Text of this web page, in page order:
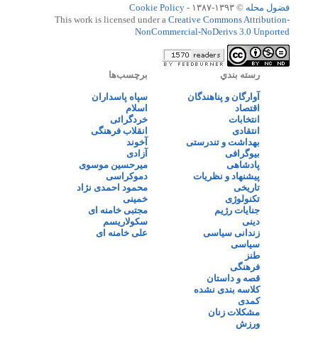
فضول محله © ۱۳۹۳-۱۳۸۷ -
Cookie Policy
This work is licensed under a Creative Commons Attribution-
NonCommercial-NoDerivs 3.0 Unported
رسته بندي
آوارگان و پناهندگان
اقتصاد
انتخابات
انتقادی
بهداشت و تندرستی
بیوگرافی
پادشاهی
پیشنهاد و نظریات
تاریخی
تکنولوژی
جنایات رژیم
دینی
زندانی سیاسی
سیاسی
طنز
فرهنگی
قصه و داستان
کلاسه بندی نشده
کمدی
مشکلات زنان
ورزش
برچسب‌ها
سپاه پاسداران
اسلام
خردگرائی
انقلاب فرهنگی
آخوند
آزادی
میرحسین موسوی
دموکراسی
محمود احمدی نژاد
خمینی
مجتبی خامنه ای
سکولاریسم
علی خامنه ای